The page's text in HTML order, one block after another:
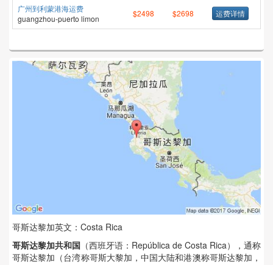
广州到利蒙港海运费
guangzhou-puerto limon
$2498 $2698 运费详情
哥斯达黎加英文：Costa Rica
哥斯达黎加共和国 （西班牙语：República de Costa Rica），通称
哥斯达黎加（台湾称哥斯大黎加，中国大陆和港澳称哥斯达黎加，